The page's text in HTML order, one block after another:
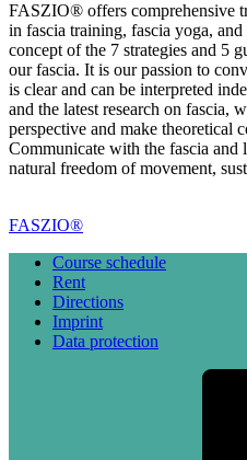
FASZIO® offers comprehensive
in fascia training, fascia yoga,
concept of the 7 strategies and 5
our fascia. It is our passion to
is clear and can be interpreted
and the latest research on fascia,
perspective and make theoretical
Communicate with the fascia
natural freedom of movement,
FASZIO®
Course schedule
Rent
Directions
Imprint
Data protection